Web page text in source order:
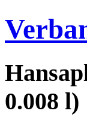
0.008 l)